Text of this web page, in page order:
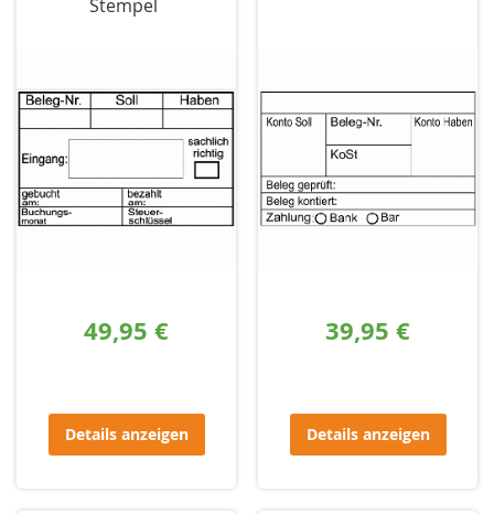
Stempel
49,95 €
Details anzeigen
39,95 €
Details anzeigen